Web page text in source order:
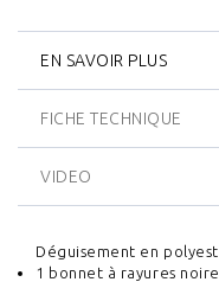
EN SAVOIR PLUS
FICHE TECHNIQUE
VIDEO
Déguisement en
1 bonnet à rayures